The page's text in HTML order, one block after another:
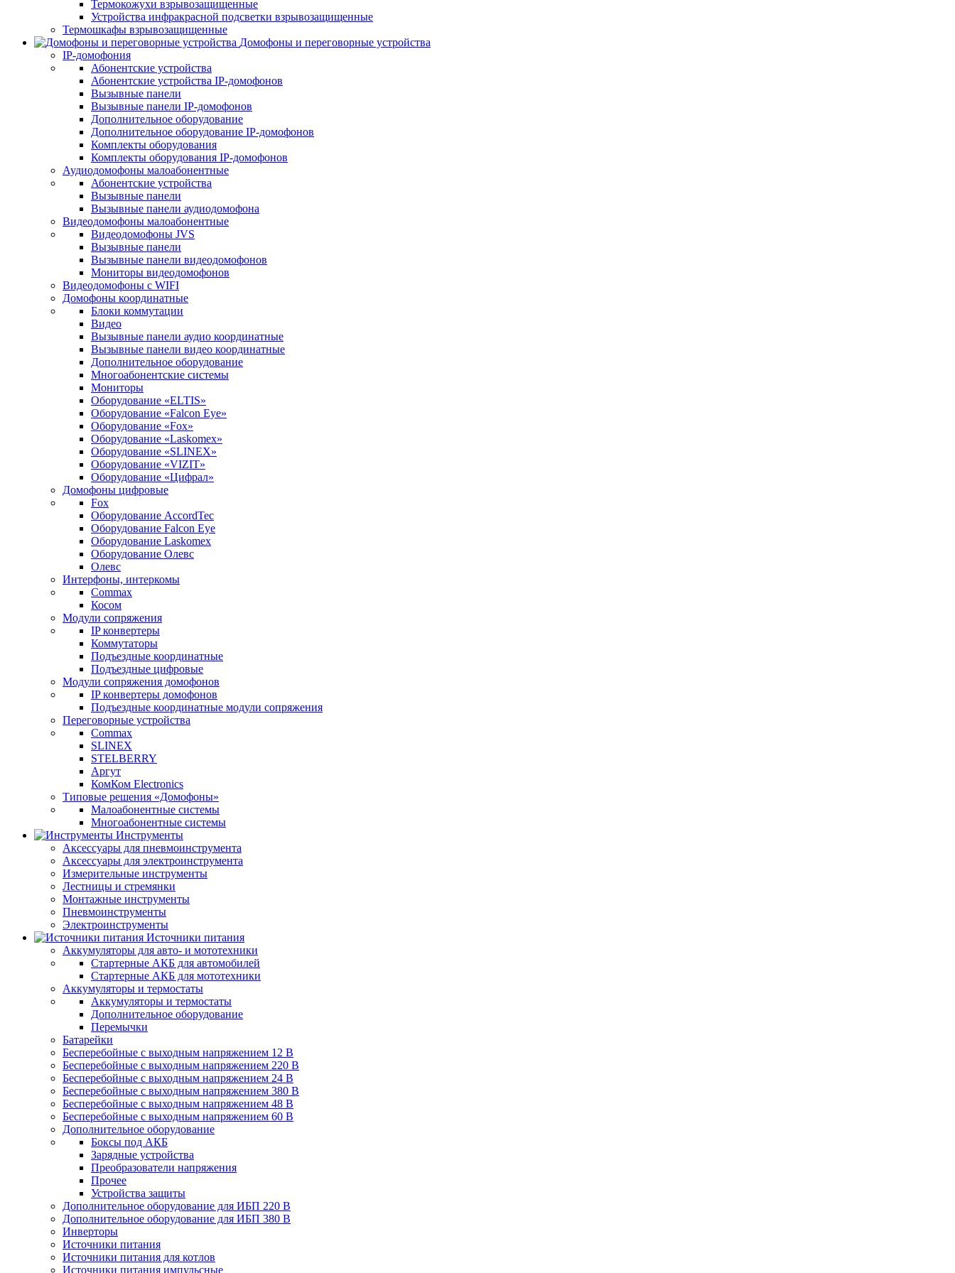
Термокожухи взрывозащищенные
Устройства инфракрасной подсветки взрывозащищенные
Термошкафы взрывозащищенные
Домофоны и переговорные устройства
IP-домофония
Абонентские устройства
Абонентские устройства IP-домофонов
Вызывные панели
Вызывные панели IP-домофонов
Дополнительное оборудование
Дополнительное оборудование IP-домофонов
Комплекты оборудования
Комплекты оборудования IP-домофонов
Аудиодомофоны малоабонентные
Абонентские устройства
Вызывные панели
Вызывные панели аудиодомофона
Видеодомофоны малоабонентные
Видеодомофоны JVS
Вызывные панели
Вызывные панели видеодомофонов
Мониторы видеодомофонов
Видеодомофоны с WIFI
Домофоны координатные
Блоки коммутации
Видео
Вызывные панели аудио координатные
Вызывные панели видео координатные
Дополнительное оборудование
Многоабонентские системы
Мониторы
Оборудование «ELTIS»
Оборудование «Falcon Eye»
Оборудование «Fox»
Оборудование «Laskomex»
Оборудование «SLINEX»
Оборудование «VIZIT»
Оборудование «Цифрал»
Домофоны цифровые
Fox
Оборудование AccordTec
Оборудование Falcon Eye
Оборудование Laskomex
Оборудование Олевс
Олевс
Интерфоны, интеркомы
Commax
Косом
Модули сопряжения
IP конвертеры
Коммутаторы
Подъездные координатные
Подъездные цифровые
Модули сопряжения домофонов
IP конвертеры домофонов
Подъездные координатные модули сопряжения
Переговорные устройства
Commax
SLINEX
STELBERRY
Аргут
КомКом Electronics
Типовые решения «Домофоны»
Малоабонентные системы
Многоабонентные системы
Инструменты
Аксессуары для пневмоинструмента
Аксессуары для электроинструмента
Измерительные инструменты
Лестницы и стремянки
Монтажные инструменты
Пневмоинструменты
Электроинструменты
Источники питания
Аккумуляторы для авто- и мототехники
Стартерные АКБ для автомобилей
Стартерные АКБ для мототехники
Аккумуляторы и термостаты
Аккумуляторы и термостаты
Дополнительное оборудование
Перемычки
Батарейки
Бесперебойные с выходным напряжением 12 В
Бесперебойные с выходным напряжением 220 В
Бесперебойные с выходным напряжением 24 В
Бесперебойные с выходным напряжением 380 В
Бесперебойные с выходным напряжением 48 В
Бесперебойные с выходным напряжением 60 В
Дополнительное оборудование
Боксы под АКБ
Зарядные устройства
Преобразователи напряжения
Прочее
Устройства защиты
Дополнительное оборудование для ИБП 220 В
Дополнительное оборудование для ИБП 380 В
Инверторы
Источники питания
Источники питания для котлов
Источники питания импульсные